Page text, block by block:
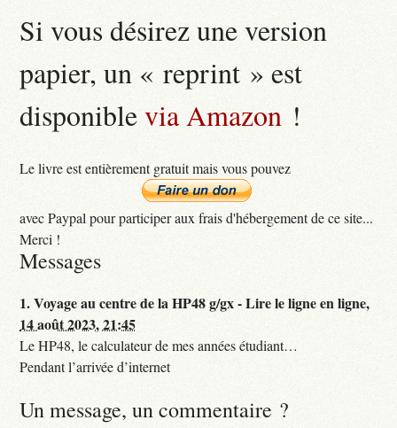
Si vous désirez une version
papier, un « reprint » est
disponiblevia Amazon !
Le livre est entièrement gratuit mais vous pouvez
avec Paypal pour participer aux frais d'hébergement de ce site...
Merci !
Messages
1.Voyage au centre de la HP48 g/gx - Lire le ligne en ligne,
14 août 2023, 21:45
Le HP48, le calculateur de mes années étudiant…
Pendant l’arrivée d’internet
Un message, un commentaire ?